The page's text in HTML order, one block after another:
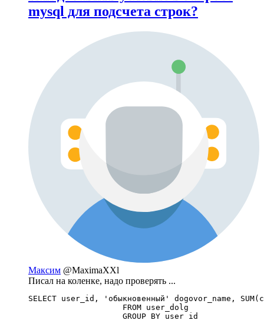
mysql для подсчета строк?
Максим @MaximaXXl
Писал на коленке, надо проверять ...
SELECT user_id, 'обыкновенный' dogovor_name,
                    FROM user_dolg
                    GROUP BY user_id